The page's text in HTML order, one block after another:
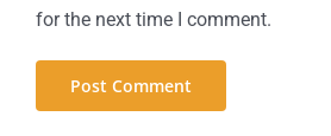
for the next time I comment.